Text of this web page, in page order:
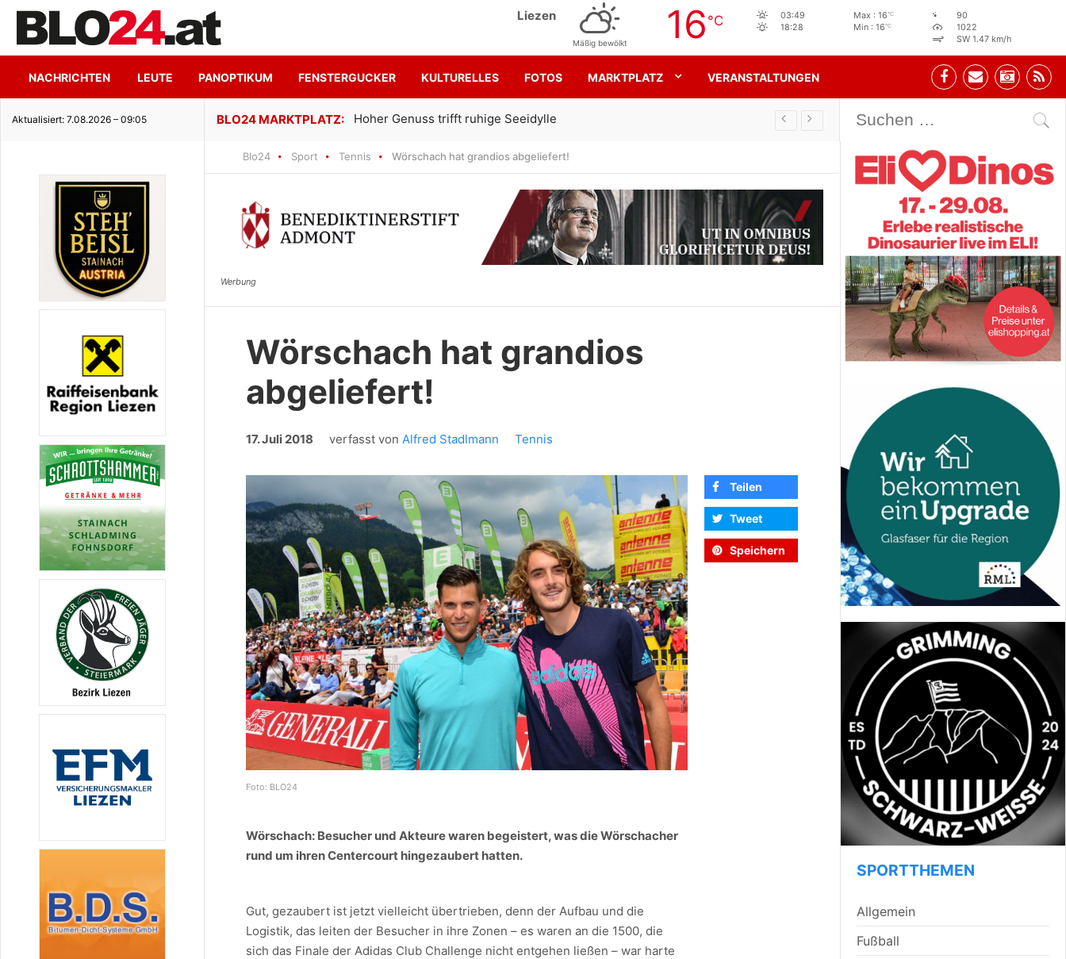
Liezen
Mäßig bewölkt 16 °C
03:49
18:28
Max : 16°C
Min : 16°C
90
1022
SW 1.47 km/h
NACHRICHTEN LEUTE PANOPTIKUM FENSTERGUCKER KULTURELLES FOTOS MARKTPLATZ VERANSTALTUNGEN
Aktualisiert: 7.08.2026 – 09:05
Seeidylle Gemeinsam für den SK Sturm Stehbeisl Stainach Öffnungszeiten
Blo24 Sport Tennis Wörschach hat grandios abgeliefert!
Wörschach hat grandios
abgeliefert!
17. Juli 2018 verfasst von Alfred Stadlmann Tennis
Foto: BLO24
Wörschach: Besucher und Akteure waren begeistert, was die Wörschacher
rund um ihren Centercourt hingezaubert hatten.
Gut, gezaubert ist jetzt vielleicht übertrieben, denn der Aufbau und die
Logistik, das leiten der Besucher in ihre Zonen – es waren an die 1500, die
sich das Finale der Adidas Club Challenge nicht entgehen ließen – war harte
Teilen
Tweet
Speichern
SPORTTHEMEN
Allgemein
Fußball